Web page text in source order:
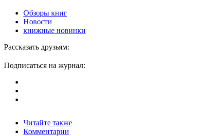
Обзоры книг
Новости
книжные новинки
Рассказать друзьям:
Подписаться на журнал:
Читайте также
Комментарии